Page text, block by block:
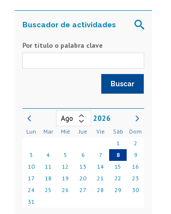
Buscador de actividades
Por título o palabra clave
2026
Lun Mar Mié Jue Vie Sáb
Dom
1
2
3
4 5 6 7 8
9
10
11 12 13 14 15
16
17
18 19 20 21 22
23
24
25 26 27 28 29
30
31